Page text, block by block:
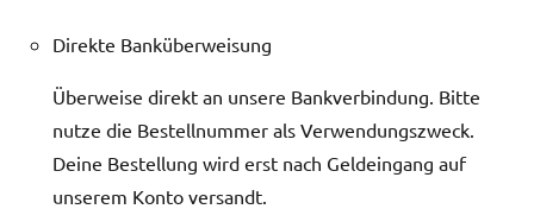
Direkte Banküberweisung
Überweise direkt an unsere Bankverbindung. Bitte
nutze die Bestellnummer als Verwendungszweck.
Deine Bestellung wird erst nach Geldeingang auf
unserem Konto versandt.